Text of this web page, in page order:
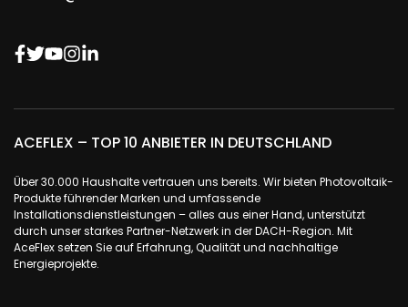
ACEFLEX – TOP 10 ANBIETER IN DEUTSCHLAND
Über 30.000 Haushalte vertrauen uns bereits. Wir bieten Photovoltaik-
Produkte führender Marken und umfassende
Installationsdienstleistungen – alles aus einer Hand, unterstützt
durch unser starkes Partner-Netzwerk in der DACH-Region. Mit
AceFlex setzen Sie auf Erfahrung, Qualität und nachhaltige
Energieprojekte.